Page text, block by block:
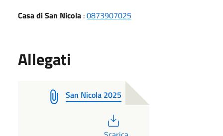
Casa di San Nicola :0873907025
Allegati
San Nicola 2025